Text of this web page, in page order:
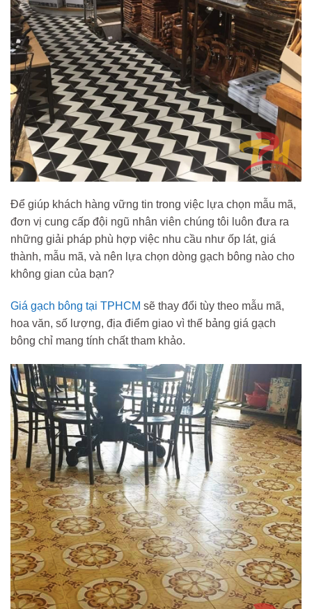
Để giúp khách hàng vững tin trong việc lựa chọn mẫu mã,
đơn vị cung cấp đội ngũ nhân viên chúng tôi luôn đưa ra
những giải pháp phù hợp việc nhu cầu như ốp lát, giá
thành, mẫu mã, và nên lựa chọn dòng gạch bông nào cho
không gian của bạn?
Giá gạch bông tại TPHCM sẽ thay đổi tùy theo mẫu mã,
hoa văn, số lượng, địa điểm giao vì thế bảng giá gạch
bông chỉ mang tính chất tham khảo.